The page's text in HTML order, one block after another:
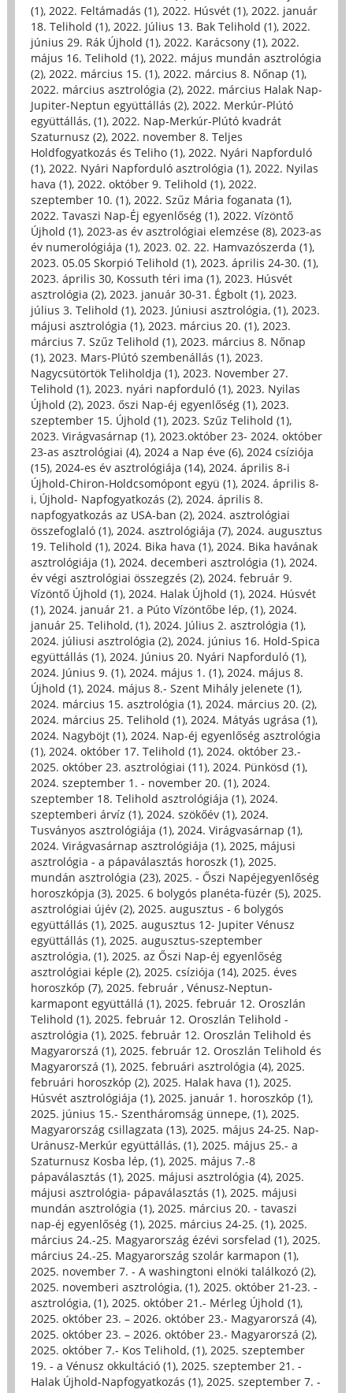
(1), 2022. Feltámadás (1), 2022. Húsvét (1), 2022. január
18. Telihold (1), 2022. Július 13. Bak Telihold (1), 2022.
június 29. Rák Újhold (1), 2022. Karácsony (1), 2022.
május 16. Telihold (1), 2022. május mundán asztrológia
(2), 2022. március 15. (1), 2022. március 8. Nőnap (1),
2022. március asztrológia (2), 2022. március Halak Nap-
Jupiter-Neptun együttállás (2), 2022. Merkúr-Plútó
együttállás, (1), 2022. Nap-Merkúr-Plútó kvadrát
Szaturnusz (2), 2022. november 8. Teljes
Holdfogyatkozás és Teliho (1), 2022. Nyári Napforduló
(1), 2022. Nyári Napforduló asztrológia (1), 2022. Nyilas
hava (1), 2022. október 9. Telihold (1), 2022.
szeptember 10. (1), 2022. Szűz Mária foganata (1),
2022. Tavaszi Nap-Éj egyenlőség (1), 2022. Vízöntő
Újhold (1), 2023-as év asztrológiai elemzése (8), 2023-as
év numerológiája (1), 2023. 02. 22. Hamvazószerda (1),
2023. 05.05 Skorpió Telihold (1), 2023. április 24-30. (1),
2023. április 30, Kossuth téri ima (1), 2023. Húsvét
asztrológia (2), 2023. január 30-31. Égbolt (1), 2023.
július 3. Telihold (1), 2023. Júniusi asztrológia, (1), 2023.
májusi asztrológia (1), 2023. március 20. (1), 2023.
március 7. Szűz Telihold (1), 2023. március 8. Nőnap
(1), 2023. Mars-Plútó szembenállás (1), 2023.
Nagycsütörtök Teliholdja (1), 2023. November 27.
Telihold (1), 2023. nyári napforduló (1), 2023. Nyilas
Újhold (2), 2023. őszi Nap-éj egyenlőség (1), 2023.
szeptember 15. Újhold (1), 2023. Szűz Telihold (1),
2023. Virágvasárnap (1), 2023.október 23- 2024. október
23-as asztrológiai (4), 2024 a Nap éve (6), 2024 csíziója
(15), 2024-es év asztrológiája (14), 2024. április 8-i
Újhold-Chiron-Holdcsomópont együ (1), 2024. április 8-
i, Újhold- Napfogyatkozás (2), 2024. április 8.
napfogyatkozás az USA-ban (2), 2024. asztrológiai
összefoglaló (1), 2024. asztrológiája (7), 2024. augusztus
19. Telihold (1), 2024. Bika hava (1), 2024. Bika havának
asztrológiája (1), 2024. decemberi asztrológia (1), 2024.
év végi asztrológiai összegzés (2), 2024. február 9.
Vízöntő Újhold (1), 2024. Halak Újhold (1), 2024. Húsvét
(1), 2024. január 21. a Púto Vízöntőbe lép, (1), 2024.
január 25. Telihold, (1), 2024. Július 2. asztrológia (1),
2024. júliusi asztrológia (2), 2024. június 16. Hold-Spica
együttállás (1), 2024. Június 20. Nyári Napforduló (1),
2024. Június 9. (1), 2024. május 1. (1), 2024. május 8.
Újhold (1), 2024. május 8.- Szent Mihály jelenete (1),
2024. március 15. asztrológia (1), 2024. március 20. (2),
2024. március 25. Telihold (1), 2024. Mátyás ugrása (1),
2024. Nagyböjt (1), 2024. Nap-éj egyenlőség asztrológia
(1), 2024. október 17. Telihold (1), 2024. október 23.-
2025. október 23. asztrológiai (11), 2024. Pünkösd (1),
2024. szeptember 1. - november 20. (1), 2024.
szeptember 18. Telihold asztrológiája (1), 2024.
szeptemberi árvíz (1), 2024. szökőév (1), 2024.
Tusványos asztrológiája (1), 2024. Virágvasárnap (1),
2024. Virágvasárnap asztrológiája (1), 2025, májusi
asztrológia - a pápaválasztás horoszk (1), 2025.
mundán asztrológia (23), 2025. - Őszi Napéjegyenlőség
horoszkópja (3), 2025. 6 bolygós planéta-füzér (5), 2025.
asztrológiai újév (2), 2025. augusztus - 6 bolygós
együttállás (1), 2025. augusztus 12- Jupiter Vénusz
együttállás (1), 2025. augusztus-szeptember
asztrológia, (1), 2025. az Őszi Nap-éj egyenlőség
asztrológiai képle (2), 2025. csíziója (14), 2025. éves
horoszkóp (7), 2025. február , Vénusz-Neptun-
karmapont együttállá (1), 2025. február 12. Oroszlán
Telihold (1), 2025. február 12. Oroszlán Telihold -
asztrológia (1), 2025. február 12. Oroszlán Telihold és
Magyarorszá (1), 2025. február 12. Oroszlán Telihold és
Magyarorszá (1), 2025. februári asztrológia (4), 2025.
februári horoszkóp (2), 2025. Halak hava (1), 2025.
Húsvét asztrológiája (1), 2025. január 1. horoszkóp (1),
2025. június 15.- Szentháromság ünnepe, (1), 2025.
Magyarország csillagzata (13), 2025. május 24-25. Nap-
Uránusz-Merkúr együttállás, (1), 2025. május 25.- a
Szaturnusz Kosba lép, (1), 2025. május 7.-8
pápaválasztás (1), 2025. májusi asztrológia (4), 2025.
májusi asztrológia- pápaválasztás (1), 2025. májusi
mundán asztrológia (1), 2025. március 20. - tavaszi
nap-éj egyenlőség (1), 2025. március 24-25. (1), 2025.
március 24.-25. Magyarország ézévi sorsfelad (1), 2025.
március 24.-25. Magyarország szolár karmapon (1),
2025. november 7. - A washingtoni elnöki találkozó (2),
2025. novemberi asztrológia, (1), 2025. október 21-23. -
asztrológia, (1), 2025. október 21.- Mérleg Újhold (1),
2025. október 23. – 2026. október 23.- Magyarorszá (4),
2025. október 23. – 2026. október 23.- Magyarorszá (2),
2025. október 7.- Kos Telihold, (1), 2025. szeptember
19. - a Vénusz okkultáció (1), 2025. szeptember 21. -
Halak Újhold-Napfogyatkozás (1), 2025. szeptember 7. -